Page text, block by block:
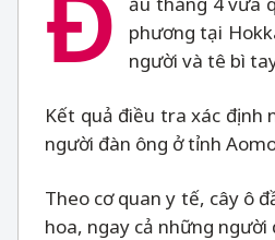
phương tại
người và tê bì
Kết quả điều tra xác định
người đàn ông ở tỉnh
Theo cơ quan y tế, cây ô
hoa, ngay cả những